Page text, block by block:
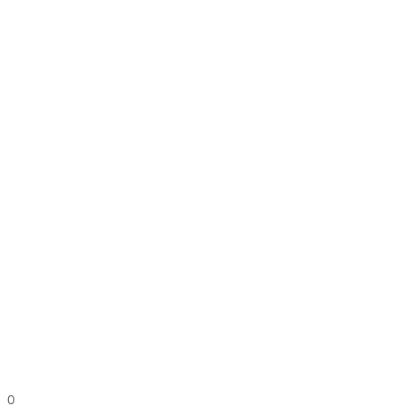
0